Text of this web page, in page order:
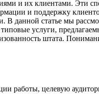
и их клиентами. Эти
и поддержку
В данной статье мы
услуги,
штата.
работы, целевую